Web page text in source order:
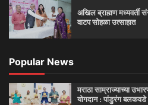
अखिल ब्राह्मण मध्यवर्ती
वाटप सोहळा उत्साहात
Popular News
मराठा साम्राज्याच्या
योगदान : पांडुरंग बलकवडे